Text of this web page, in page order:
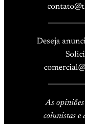
Deseja
As opiniões
colunistas e